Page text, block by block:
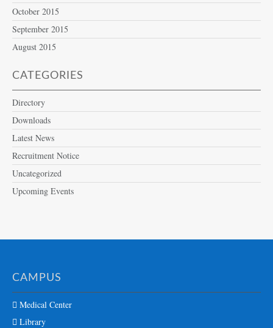
October 2015
September 2015
August 2015
CATEGORIES
Directory
Downloads
Latest News
Recruitment Notice
Uncategorized
Upcoming Events
CAMPUS
Medical Center
Library